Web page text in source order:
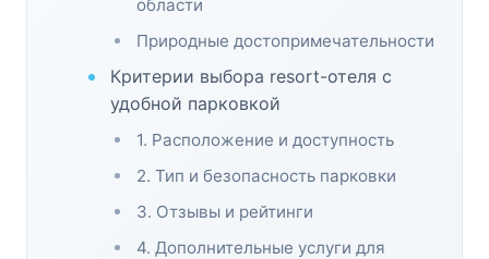
области
Природные достопримечательности
Критерии выбора resort-отеля с
удобной парковкой
1. Расположение и доступность
2. Тип и безопасность парковки
3. Отзывы и рейтинги
4. Дополнительные услуги для